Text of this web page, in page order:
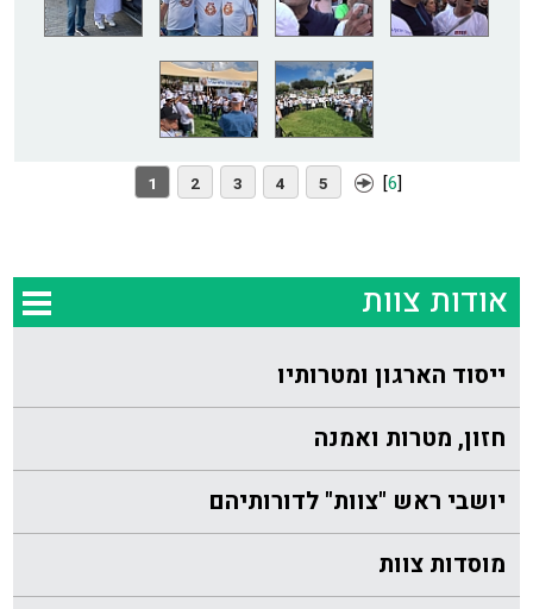
1 2 3 4 5 [6]
אודות צוות
ייסוד הארגון ומטרותיו
חזון, מטרות ואמנה
יושבי ראש "צוות" לדורותיהם
מוסדות צוות